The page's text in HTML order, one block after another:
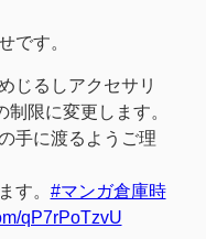
です。
じるしアクセサリ
限に変更します。
手に渡るようご理
す。 #マンガ倉庫時
qP7rPoTzvU